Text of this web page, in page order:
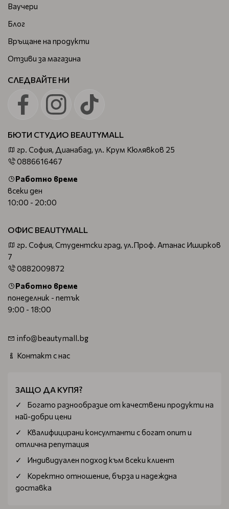
Ваучери
Блог
Връщане на продукти
Отзиви за магазина
СЛЕДВАЙТЕ НИ
БЮТИ СТУДИО BEAUTYMALL
гр. София, Дианабад, ул. Крум Кюлявков 25
0886616467
Работно време
всеки ден
10:00 - 20:00
ОФИС BEAUTYMALL
гр. София, Студентски град, ул.Проф. Атанас Иширков
7
0882009872
Работно време
понеделник - петък
9:00 - 18:00
info@beautymall.bg
Контакт с нас
ЗАЩО ДА КУПЯ?
Богатo разнообразие от качествени продукти на
най-добри цени
Квалифицирани консултанти с богат опит и
отлична репутация
Индивидуален подход към всеки клиент
Коректно отношение, бърза и надеждна
доставка